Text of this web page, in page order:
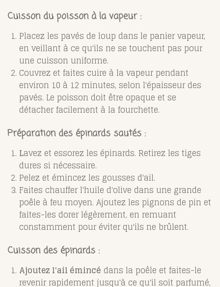
Cuisson du poisson à la vapeur :
Placez les pavés de loup dans le panier vapeur,
en veillant à ce qu'ils ne se touchent pas pour
une cuisson uniforme.
Couvrez et faites cuire à la vapeur pendant
environ 10 à 12 minutes, selon l'épaisseur des
pavés. Le poisson doit être opaque et se
détacher facilement à la fourchette.
Préparation des épinards sautés :
Lavez et essorez les épinards. Retirez les tiges
dures si nécessaire.
Pelez et émincez les gousses d'ail.
Faites chauffer l'huile d'olive dans une grande
poêle à feu moyen. Ajoutez les pignons de pin et
faites-les dorer légèrement, en remuant
constamment pour éviter qu'ils ne brûlent.
Cuisson des épinards :
Ajoutez l'ail émincé dans la poêle et faites-le
revenir rapidement jusqu'à ce qu'il soit parfumé,